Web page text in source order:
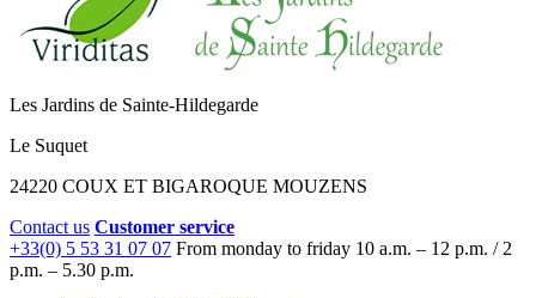
Les Jardins de Sainte-Hildegarde
Le Suquet
24220 COUX ET BIGAROQUE MOUZENS
Contact us Customer service
+33(0) 5 53 31 07 07 From monday to friday 10 a.m. – 12 p.m. / 2
p.m. – 5.30 p.m.